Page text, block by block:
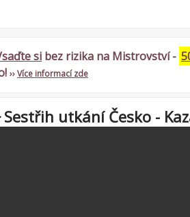
si bez rizika na Mistrovství -
››Více informací zde
Sestřih utkání Česko -